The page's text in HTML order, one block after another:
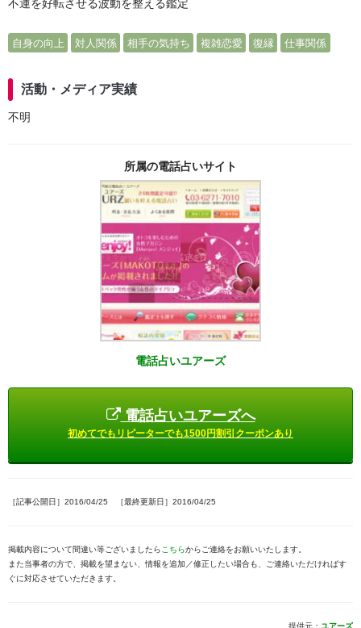
不運を好転させる波動を整える鑑定
自身の向上 対人関係 相手の気持ち 複雑恋愛 復縁 仕事関係
活動・メディア実績
不明
所属の電話占いサイト
電話占いユアーズ
電話占いユアーズへ
初めてでもリピーターでも1500円割引クーポンあり
［記事公開日］2016/04/25 ［最終更新日］2016/04/25
掲載内容について間違い等ございましたら こちらからご連絡をお願いいたします。
また当事者の方で、掲載を望まない、情報を追加／修正したい場合も、ご連絡いただければす
ぐに対応させていただきます。
提供元： ユアーズ